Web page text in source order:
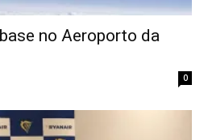
no Aeroporto da
0